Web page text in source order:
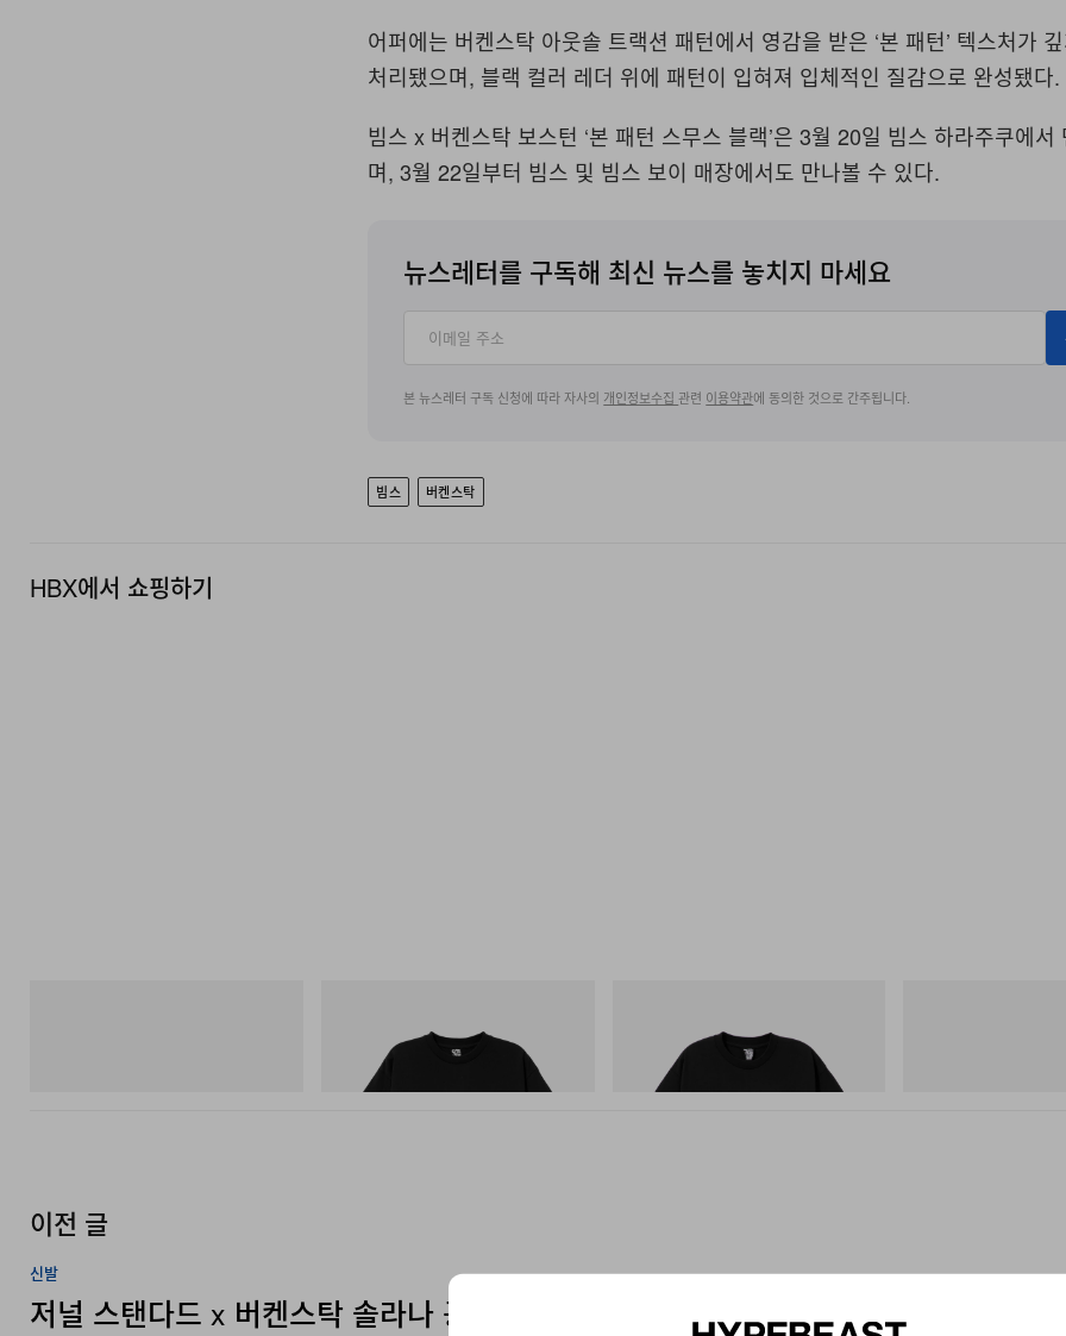
어퍼에는 버켄스탁 아웃솔 트랙션 패턴에서 영감을 받은 ‘본 패턴’ 텍스처가
처리됐으며, 블랙 컬러 레더 위에 패턴이 입혀져 입체적인 질감으로 완성됐다.
빔스 x 버켄스탁 보스턴 ‘본 패턴 스무스 블랙’은 3월 20일 빔스 하라주쿠에서
며, 3월 22일부터 빔스 및 빔스 보이 매장에서도 만나볼 수 있다.
뉴스레터를 구독해 최신 뉴스를 놓치지 마세요
본 뉴스레터 구독 신청에 따라 자사의 개인정보수집관련 이용약관에 동의한 것으로 간주됩니다.
빔스 버켄스탁
HBX에서 쇼핑하기
Billionaire Boys Club X Initial D Cotton T-
쇼핑하기
BILLIONAIRE BOYS CLUB X INITIAL D
COTTON T-SHIRT #1
쇼핑하기
이전 글
신발
저널 스탠다드 x 버켄스탁 솔라나 공개